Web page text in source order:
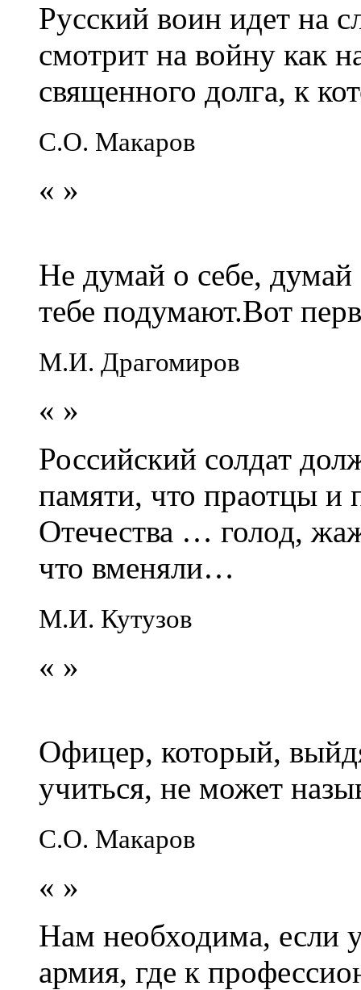
Русский воин идет на
смотрит на войну как
священного долга, к
С.О. Макаров
« »
Не думай о себе,
тебе подумают.Вот
М.И. Драгомиров
« »
Российский солдат
памяти, что праотцы и
Отечества … голод,
что вменяли…
М.И. Кутузов
« »
Офицер, который,
учиться, не может
С.О. Макаров
« »
Нам необходима, если
армия, где к